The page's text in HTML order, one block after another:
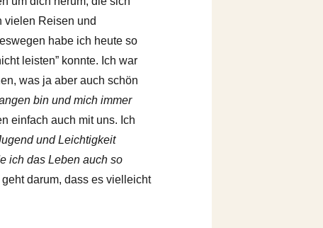
vielen Reisen und
habe ich heute so
leisten” konnte. Ich war
was ja aber auch schön
bin und mich immer
einfach auch mit uns. Ich
und Leichtigkeit
ich das Leben auch so
darum, dass es vielleicht